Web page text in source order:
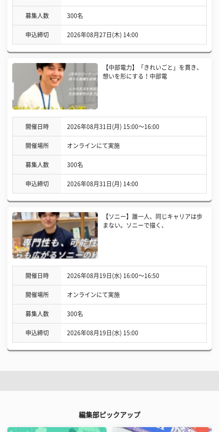
募集人数 300名
申込締切 2026年08月27日(木) 14:00
【中部電力】「きれいごと」を貫き、
想いを形にする！中部電
開催日時 2026年08月31日(月) 15:00〜16:00
開催場所 オンラインにて実施
募集人数 300名
申込締切 2026年08月31日(月) 14:00
【ソニー】誰一人、同じキャリアは歩
まない。ソニーで描く、
開催日時 2026年08月19日(水) 16:00〜16:50
開催場所 オンラインにて実施
募集人数 300名
申込締切 2026年08月19日(水) 15:00
編集部ピックアップ